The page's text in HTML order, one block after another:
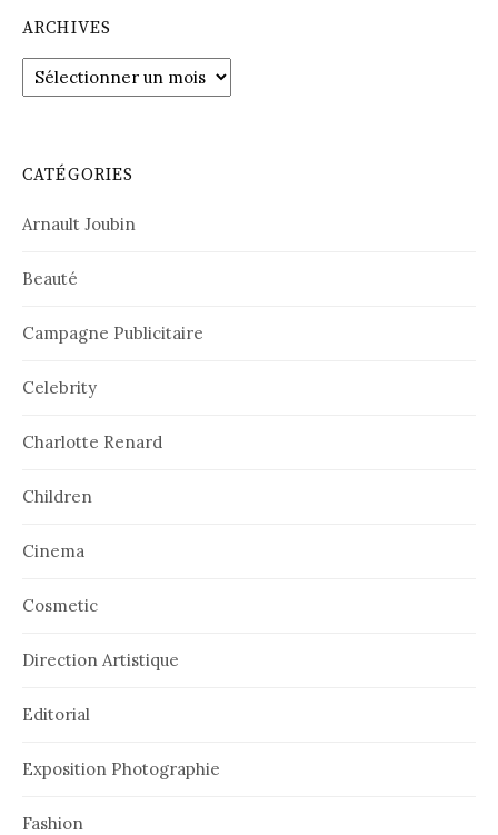
ARCHIVES
Archives
CATÉGORIES
Arnault Joubin
Beauté
Campagne Publicitaire
Celebrity
Charlotte Renard
Children
Cinema
Cosmetic
Direction Artistique
Editorial
Exposition Photographie
Fashion